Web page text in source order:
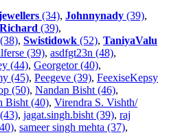
(34), Johnnynady (39),
(39),
(38), Swistidowk (52), TaniyaValu
(39), asdfgt23n (48),
(44), Georgetor (40),
(45), Peegeve (39), FeexiseKepsy
(50), Nandan Bisht (46),
Bisht (40), Virendra S. Vishth/
, jagat.singh.bisht (39), raj
, sameer singh mehta (37),